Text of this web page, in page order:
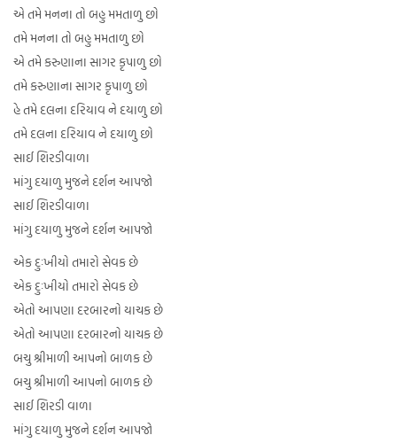
એ તમે મનના તો બહુ મમતાળુ છો
તમે મનના તો બહુ મમતાળુ છો
એ તમે કરુણાના સાગર કૃપાળુ છો
તમે કરુણાના સાગર કૃપાળુ છો
હે તમે દલના દરિયાવ ને દયાળુ છો
તમે દલના દરિયાવ ને દયાળુ છો
સાઈ શિરડીવાળા
માંગુ દયાળુ મુજને દર્શન આપજો
સાઈ શિરડીવાળા
માંગુ દયાળુ મુજને દર્શન આપજો
એક દુઃખીયો તમારો સેવક છે
એક દુઃખીયો તમારો સેવક છે
એતો આપણા દરબારનો યાચક છે
એતો આપણા દરબારનો યાચક છે
બચુ શ્રીમાળી આપનો બાળક છે
બચુ શ્રીમાળી આપનો બાળક છે
સાઈ શિરડી વાળા
માંગુ દયાળુ મુજને દર્શન આપજો